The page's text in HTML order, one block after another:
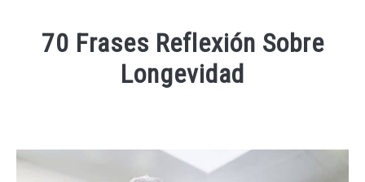
70 Frases Reflexión Sobre
Longevidad